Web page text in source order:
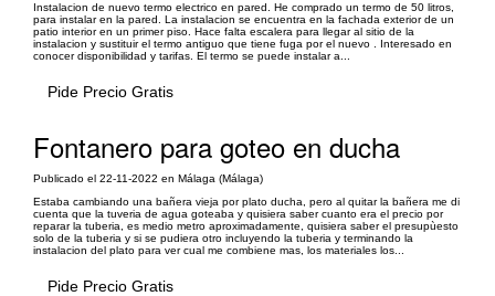
Instalacion de nuevo termo electrico en pared. He comprado un termo de 50 litros,
para instalar en la pared. La instalacion se encuentra en la fachada exterior de un
patio interior en un primer piso. Hace falta escalera para llegar al sitio de la
instalacion y sustituir el termo antiguo que tiene fuga por el nuevo . Interesado en
conocer disponibilidad y tarifas. El termo se puede instalar a...
Pide Precio Gratis
Fontanero para goteo en ducha
Publicado el 22-11-2022 en Málaga (Málaga)
Estaba cambiando una bañera vieja por plato ducha, pero al quitar la bañera me di
cuenta que la tuveria de agua goteaba y quisiera saber cuanto era el precio por
reparar la tuberia, es medio metro aproximadamente, quisiera saber el presupùesto
solo de la tuberia y si se pudiera otro incluyendo la tuberia y terminando la
instalacion del plato para ver cual me combiene mas, los materiales los...
Pide Precio Gratis